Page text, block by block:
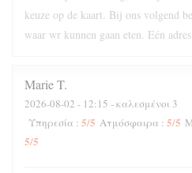
keuze op de kaart. Bij ons volgend
waar wr kunnen gaan eten. Eén
MarieT
2026-08-02 - 12:15 - καλεσμένοι 3
Υπηρεσία : 5/5 Ατμόσφαιρα : 5/5
5/5